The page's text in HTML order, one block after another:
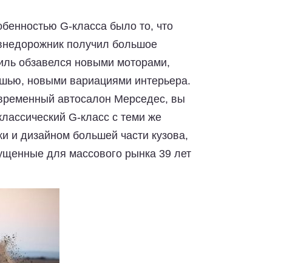
G-класса было то, что
получил большое
обзавелся новыми моторами,
новыми вариациями интерьера.
автосалон Мерседес, вы
G-класс с теми же
и дизайном большей части кузова,
для массового рынка 39 лет